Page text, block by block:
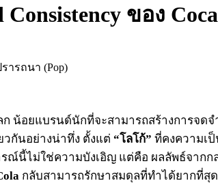
Consistency ของ
ารถนา (Pop)
น้อยแบรนด์นักที่จะสามารถสร้างการจดจ
กันอย่างน่าทึ่ง ตั้งแต่ “โลโก้” ที่คงความเ
ณ์นี้ไม่ใช่ความบังเอิญ แต่คือ ผลลัพธ์จากก
กลับสามารถรักษาสมดุลที่ทำได้ยากที่สุ